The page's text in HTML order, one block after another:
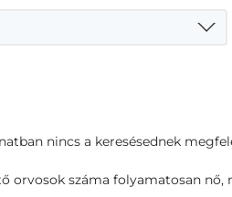
nincs a keresésednek
orvosok száma folyamatosan nő,